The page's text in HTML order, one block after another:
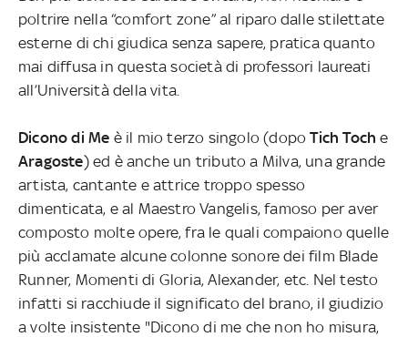
poltrire nella “comfort zone” al riparo dalle stilettate
esterne di chi giudica senza sapere, pratica quanto
mai diffusa in questa società di professori laureati
all’Università della vita.
Dicono di Me è il mio terzo singolo (dopoTich Toch e
Aragoste) ed è anche un tributo a Milva, una grande
artista, cantante e attrice troppo spesso
dimenticata, e al Maestro Vangelis, famoso per aver
composto molte opere, fra le quali compaiono quelle
più acclamate alcune colonne sonore dei film Blade
Runner, Momenti di Gloria, Alexander, etc. Nel testo
infatti si racchiude il significato del brano, il giudizio
a volte insistente "Dicono di me che non ho misura,